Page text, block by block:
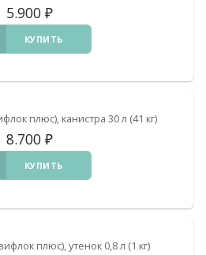
5.900 ₽
КУПИТЬ
плюс), канистра 30 л (41 кг)
8.700 ₽
КУПИТЬ
плюс), утенок 0,8 л (1 кг)